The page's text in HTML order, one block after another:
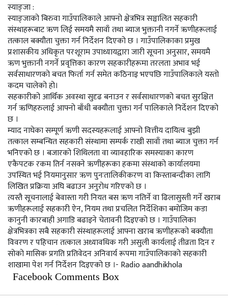
स्याङ्जा :
स्याङ्जाको बिरुवा गाउँपालिकाले आफ्नो क्षेत्रभित्र सञ्चालित सहकारी
संस्थाहरूबाट ऋण लिई समयमै सावाँ तथा ब्याज भुक्तानी नगर्ने ऋणीहरूलाई
तत्काल बक्यौता चुक्ता गर्न निर्देशन दिएको छ । गाउँपालिकाका प्रमुख
प्रशासकीय अधिकृत परशूराम उपाध्यायद्वारा जारी सूचना अनुसार, समयमै
ऋण भुक्तानी नगर्ने प्रवृत्तिका कारण सहकारीहरूमा तरलता अभाव भई
सर्वसाधारणको बचत फिर्ता गर्न समेत कठिनाइ भएपछि गाउँपालिकाले यस्तो
कदम चालेको हो।
सहकारीको आर्थिक अवस्था सुदृढ बनाउन र सर्वसाधारणको बचत सुरक्षित
गर्न ऋणिहरुलाई आफ्नो बाँधी बक्यौता चुक्ता गर्न पालिकाले निर्देशन दिएको
छ ।
म्याद नाघेका सम्पूर्ण ऋणी सदस्यहरूलाई आफ्नो वित्तीय दायित्व बुझी
तत्काल सम्बन्धित सहकारी संस्थामा सम्पर्क राखी सावाँ तथा ब्याज चुक्ता गर्न
भनिएको छ । बजारको शिथिलता वा व्यावहारिक समस्याका कारण
एकैपटक रकम तिर्न नसक्ने ऋणीहरूका हकमा संस्थाको कार्यालयमा
उपस्थित भई नियमानुसार ऋण पुनःतालिकीकरण वा किस्ताबन्दीका लागि
लिखित प्रक्रिया अघि बढाउन अनुरोध गरिएको छ ।
त्यस्तै सूचनालाई बेवास्ता गरी नियत बस ऋण नतिर्ने वा ढिलासुस्ती गर्ने खराब
ऋणीहरूलाई सहकारी ऐन, नियम तथा प्रचलित निर्देशिका बमोजिम कडा
कानुनी कारबाही अगाडि बढाइने चेतावनी दिइएको छ । गाउँपालिका
क्षेत्रभित्रका सबै सहकारी संस्थाहरूलाई आफ्ना खराब ऋणीहरूको बक्यौता
विवरण र पहिचान तत्काल अध्यावधिक गरी असुली कार्यलाई तीव्रता दिन र
सोको मासिक प्रगति प्रतिवेदन अनिवार्य रूपमा गाउँपालिकाको सहकारी
शाखामा पेश गर्न निर्देशन दिइएको छ ।- Radio aandhikhola
Facebook Comments Box